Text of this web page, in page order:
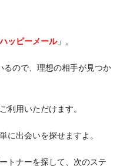
ハッピーメール」。
るので、理想の相手が見つか
利用いただけます。
に出会いを探せますよ。
トナーを探して、次のステ